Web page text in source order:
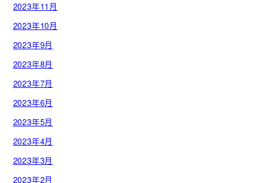
2023年11月
2023年10月
2023年9月
2023年8月
2023年7月
2023年6月
2023年5月
2023年4月
2023年3月
2023年2月